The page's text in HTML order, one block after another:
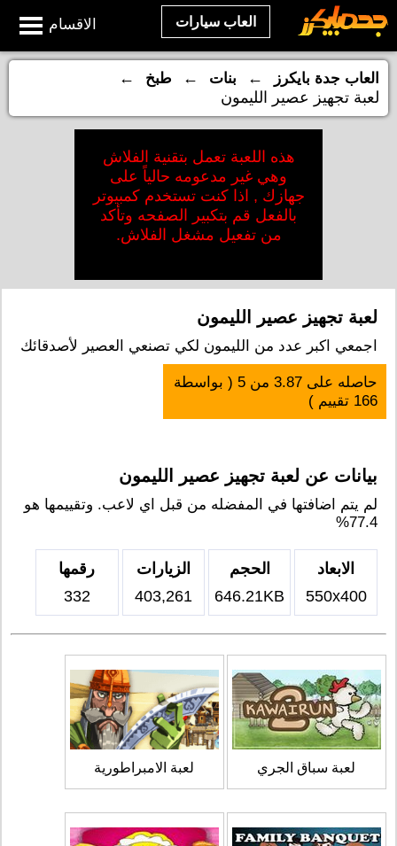
الاقسام العاب سيارات
العاب جدة بايكرز ← بنات ← طبخ
←
لعبة تجهيز عصير الليمون
هذه اللعبة تعمل بتقنية الفلاش
وهي غير مدعومه حالياً على
جهازك , اذا كنت تستخدم كمبيوتر
بالفعل قم بتكبير الصفحه وتأكد
من تفعيل مشغل الفلاش.
لعبة تجهيز عصير الليمون
اجمعي اكبر عدد من الليمون لكي تصنعي العصير لأصدقائك
حاصله على3.87 من5 ( بواسطة
166 تقييم )
بيانات عن لعبة تجهيز عصير الليمون
لم يتم اضافتها في المفضله من قبل اي لاعب. وتقييمها هو
77.4%
الابعاد
550x400
الحجم
646.21KB
الزيارات
403,261
رقمها
332
لعبة سباق الجري لعبة الامبراطورية